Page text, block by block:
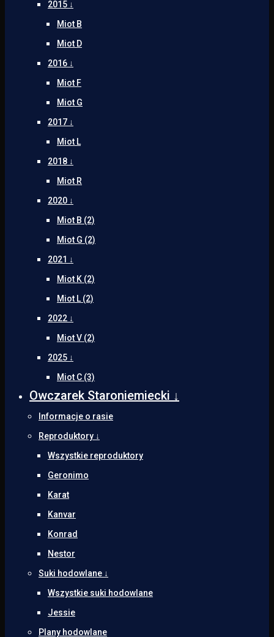
2015 ↓
Miot B
Miot D
2016 ↓
Miot F
Miot G
2017 ↓
Miot L
2018 ↓
Miot R
2020 ↓
Miot B (2)
Miot G (2)
2021 ↓
Miot K (2)
Miot L (2)
2022 ↓
Miot V (2)
2025 ↓
Miot C (3)
Owczarek Staroniemiecki ↓
Informacje o rasie
Reproduktory ↓
Wszystkie reproduktory
Geronimo
Karat
Kanvar
Konrad
Nestor
Suki hodowlane ↓
Wszystkie suki hodowlane
Jessie
Plany hodowlane